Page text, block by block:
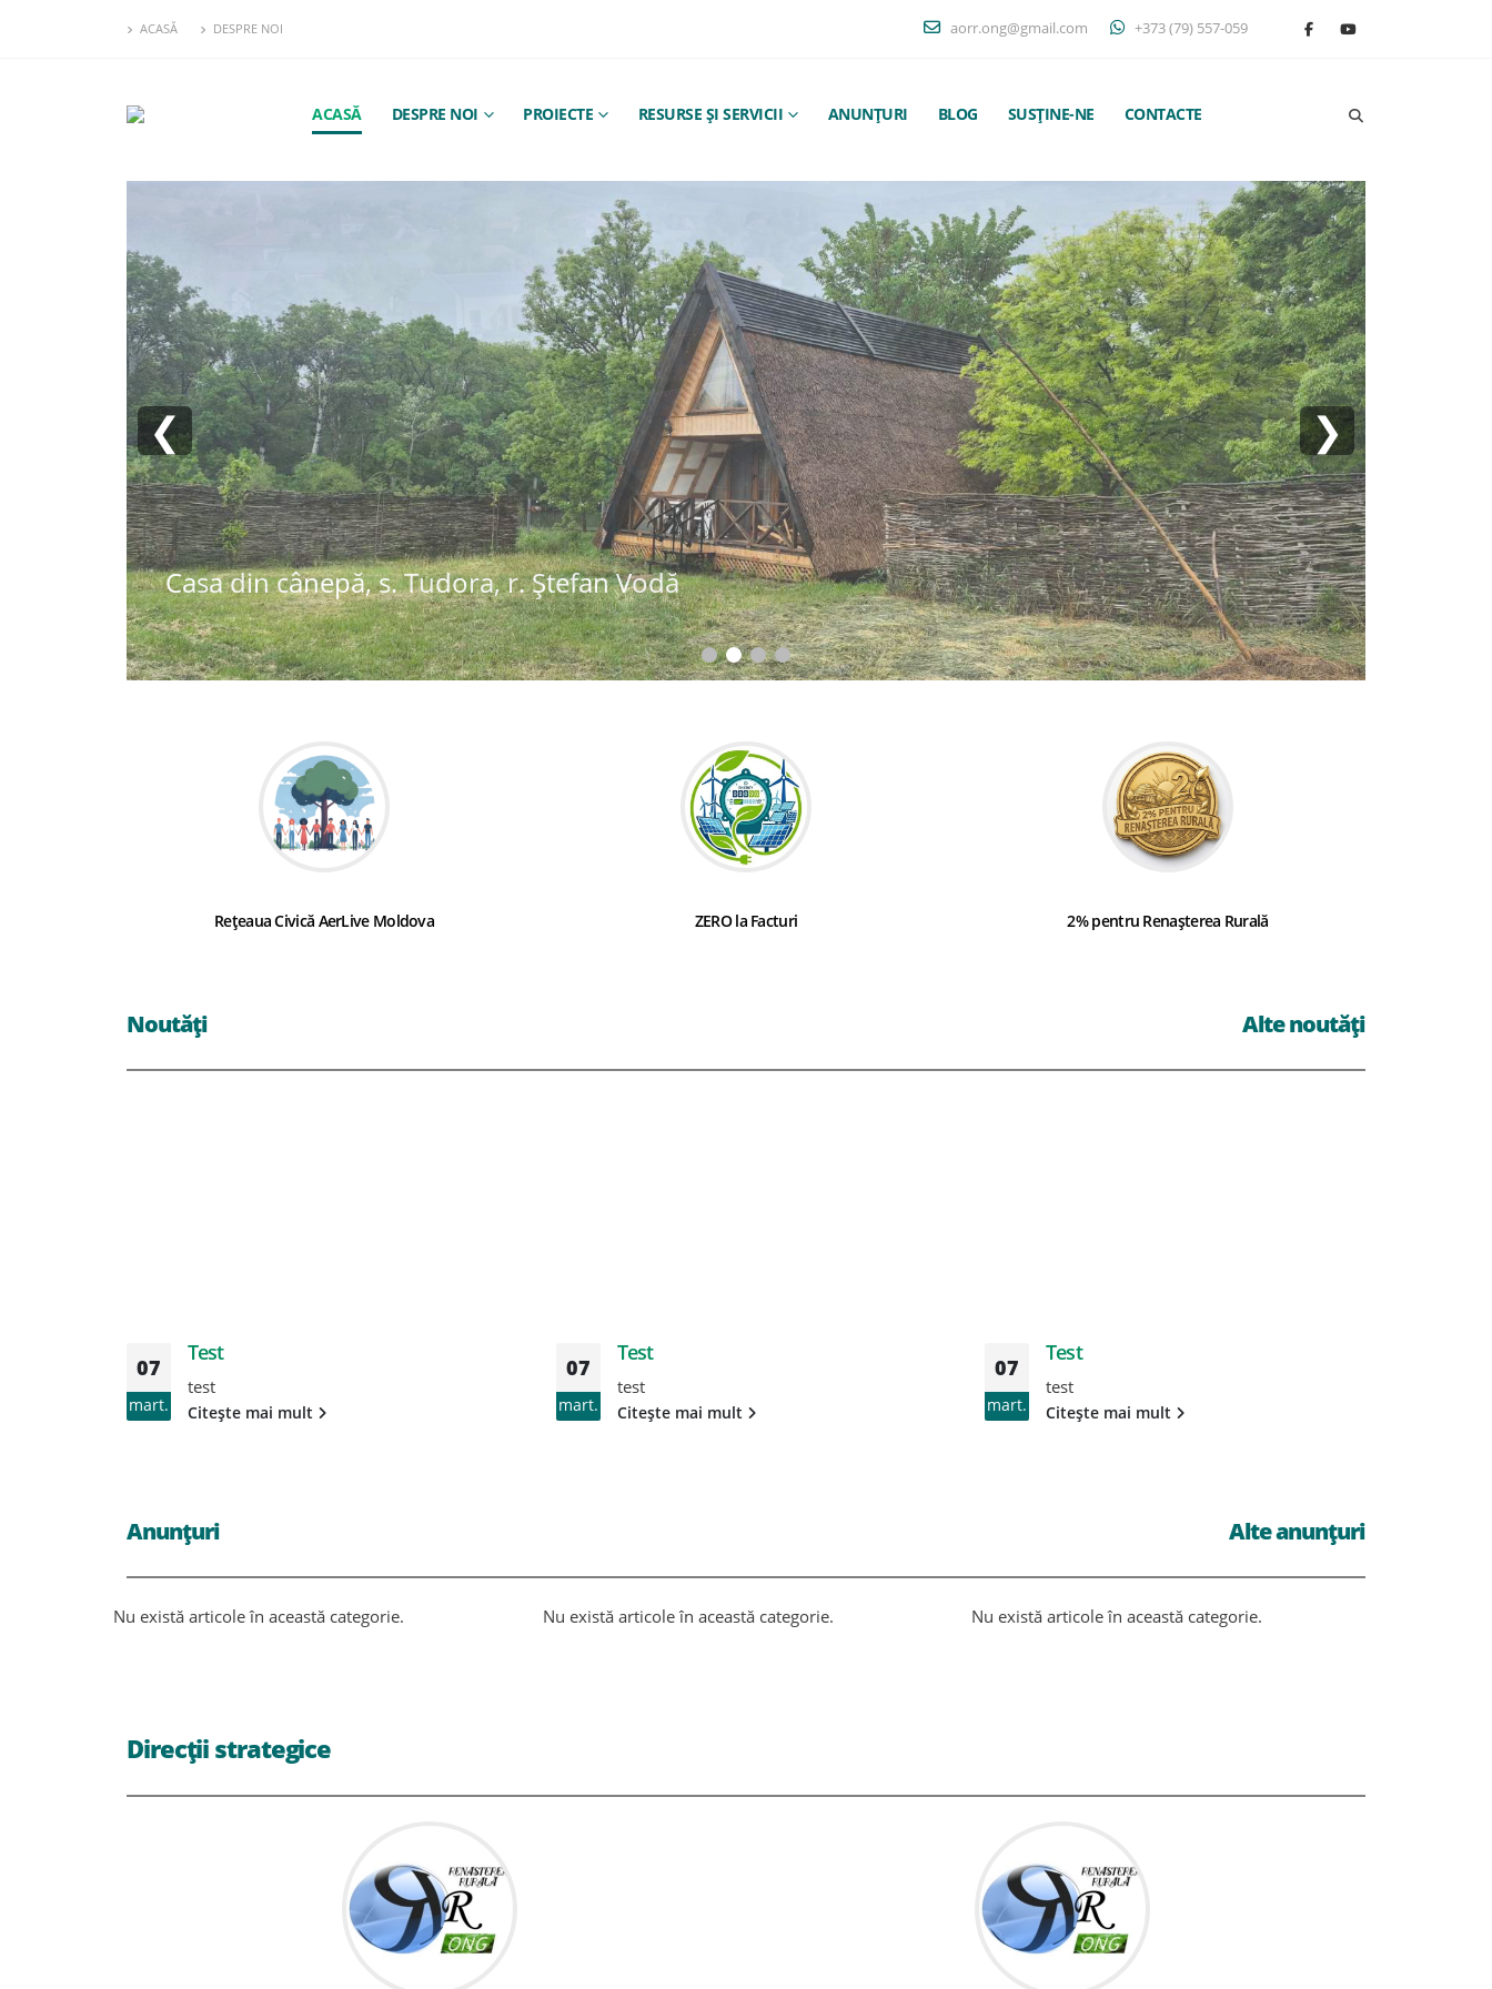
ACASĂ DESPRE NOI aorr.ong@gmail.com +373 (79) 557-059
ACASĂ DESPRE NOI PROIECTE RESURSE ȘI SERVICII ANUNȚURI BLOG SUSȚINE-NE CONTACTE
Casa din cânepă, s. Tudora, r. Ștefan Vodă
❮ ❯
Rețeaua Civică AerLive Moldova ZERO la Facturi 2% pentru Renașterea Rurală
Noutăți Alte noutăți
07
mart.
Test
test
Citește mai mult
07
mart.
Test
test
Citește mai mult
07
mart.
Test
test
Citește mai mult
Anunțuri Alte anunțuri
Nu există articole în această categorie. Nu există articole în această categorie. Nu există articole în această categorie.
Direcții strategice